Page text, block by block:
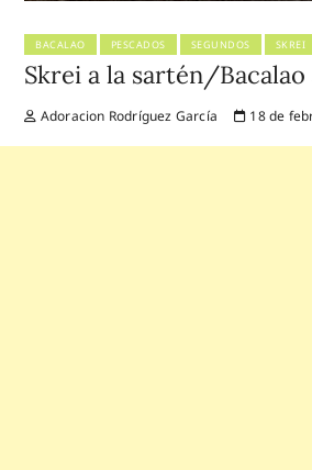
BACALAO PESCADOS SEGUNDOS SKREI
Skrei a la sartén/Bacalao
Adoracion Rodríguez García 18 de